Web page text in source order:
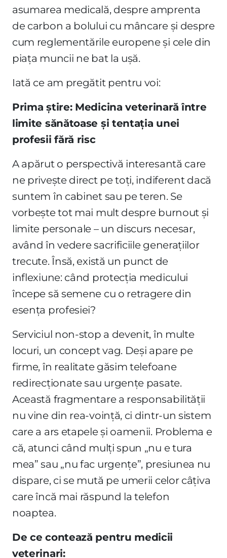
asumarea medicală, despre amprenta
de carbon a bolului cu mâncare și despre
cum reglementările europene și cele din
piața muncii ne bat la ușă.
Iată ce am pregătit pentru voi:
Prima știre: Medicina veterinară între
limite sănătoase și tentația unei
profesii fără risc
A apărut o perspectivă interesantă care
ne privește direct pe toți, indiferent dacă
suntem în cabinet sau pe teren. Se
vorbește tot mai mult despre burnout și
limite personale – un discurs necesar,
având în vedere sacrificiile generațiilor
trecute. Însă, există un punct de
inflexiune: când protecția medicului
începe să semene cu o retragere din
esența profesiei?
Serviciul non-stop a devenit, în multe
locuri, un concept vag. Deși apare pe
firme, în realitate găsim telefoane
redirecționate sau urgențe pasate.
Această fragmentare a responsabilității
nu vine din rea-voință, ci dintr-un sistem
care a ars etapele și oamenii. Problema e
că, atunci când mulți spun „nu e tura
mea” sau „nu fac urgențe”, presiunea nu
dispare, ci se mută pe umerii celor câțiva
care încă mai răspund la telefon
noaptea.
De ce contează pentru medicii
veterinari: